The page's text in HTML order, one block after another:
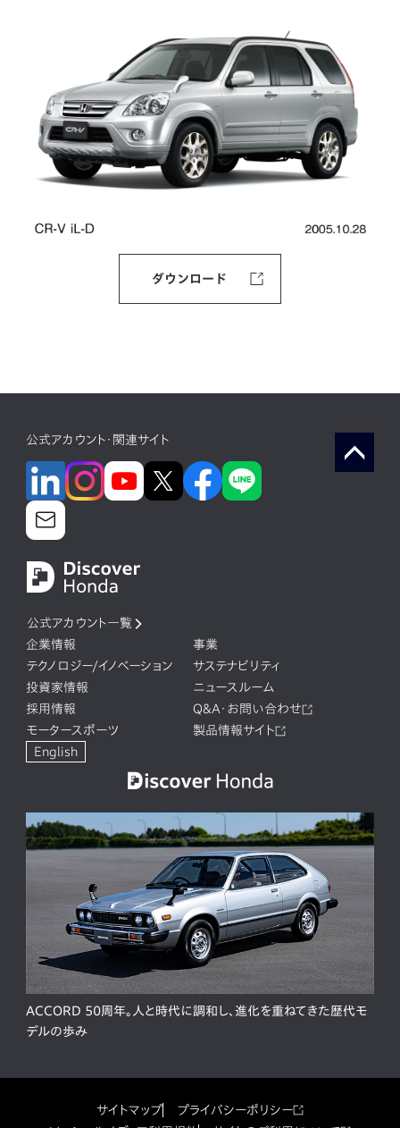
ダウンロード
公式アカウント・関連サイト
公式アカウント一覧
企業情報
事業
テクノロジー/イノベーション
サステナビリティ
投資家情報
ニュースルーム
採用情報
Q&A・お問い合わせ
モータースポーツ
製品情報サイト
English
ACCORD 50周年。人と時代に調和し、進化を重ねてきた歴代モ
デルの歩み
サイトマップ
プライバシーポリシー